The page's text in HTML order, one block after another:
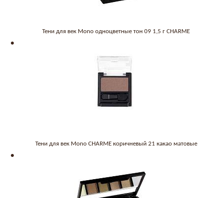
Тени для век Mono одноцветные тон 09 1,5 г CHARME
Тени для век Mono CHARME коричневый 21 какао матовые